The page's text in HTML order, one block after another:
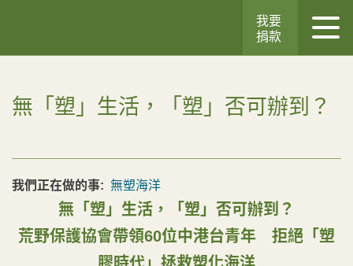
我要
捐款
無「塑」生活，「塑」否可辦到？
我們正在做的事: 無塑海洋
無「塑」生活，「塑」否可辦到？
荒野保護協會帶領60位中港台青年 拒絕「塑